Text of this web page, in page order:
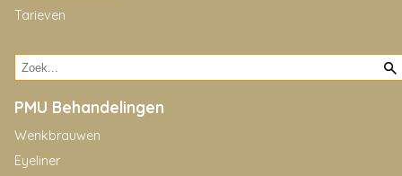
Tarieven
PMU Behandelingen
Wenkbrauwen
Eyeliner